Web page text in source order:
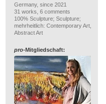
Germany, since 2021
31 works, 6 comments
100% Sculpture; Sculpture;
mehrheitlich: Contemporary Art,
Abstract Art
pro-Mitgliedschaft: